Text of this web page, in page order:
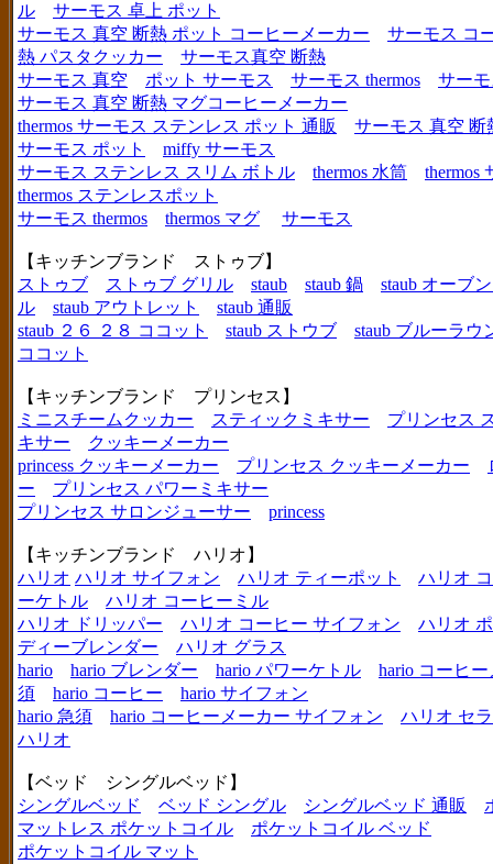
ル
サーモス 卓上 ポット
サーモス 真空 断熱 ポット コーヒーメーカー
サーモス コ
熱 パスタクッカー
サーモス真空 断熱
サーモス 真空
ポット サーモス サーモス thermos
サー
サーモス 真空 断熱 マグコーヒーメーカー
thermos サーモス ステンレス ポット 通販
サーモス 真空 断
サーモス ポット
miffy サーモス
サーモス ステンレス スリム ボトル
thermos 水筒
thermos
thermos ステンレスポット
サーモス thermos
thermos マグ サーモス
【キッチンブランド ストゥブ】
ストゥブ
ストゥブ グリル staub staub 鍋
staub オーブ
ル
staub アウトレット
staub 通販
staub ２６ ２８ ココット
staub ストウブ
staub ブルーラウ
ココット
【キッチンブランド プリンセス】
ミニスチームクッカー
スティックミキサー
プリンセス
キサー
クッキーメーカー
princess クッキーメーカー
プリンセス クッキーメーカー
ー
プリンセス パワーミキサー
プリンセス サロンジューサー
princess
【キッチンブランド ハリオ】
ハリオ ハリオ サイフォン ハリオ ティーポット
ハリオ
ーケトル
ハリオ コーヒーミル
ハリオ ドリッパー
ハリオ コーヒー サイフォン
ハリオ
ディーブレンダー
ハリオ グラス
hario
hario ブレンダー hario パワーケトル
hario コーヒ
須
hario コーヒー
hario サイフォン
hario 急須
hario コーヒーメーカー サイフォン
ハリオ セ
ハリオ
【ベッド シングルベッド】
シングルベッド
ベッド シングル シングルベッド 通販
マットレス ポケットコイル
ポケットコイル ベッド
ポケットコイル マット